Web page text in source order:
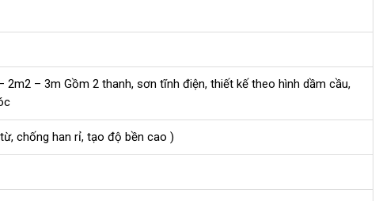
2m2 – 3m Gồm 2 thanh, sơn tĩnh điện, thiết kế theo hình dầm cầu,
chống han rỉ, tạo độ bền cao )